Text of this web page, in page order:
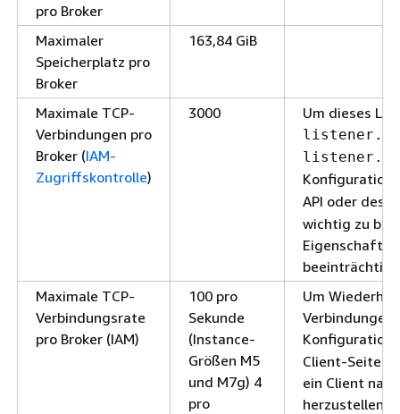
pro Broker
Maximaler
Speicherplatz pro
Broker
163,84 GiB
Maximale TCP-
Verbindungen pro
Broker (IAM-
Zugriffskontrolle)
3000 Um dieses
API oder des
wichtig zu
Maximale TCP-
Verbindungsrate
pro Broker (IAM)
100 pro
Sekunde
(Instance-
Größen M5
und M7g) 4
pro
Um
Verbindungen
Client-Seite
ein Client
herzustellen,